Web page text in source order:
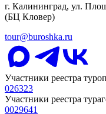
г. Калининград, ул.
(БЦ Кловер)
tour@buroshka.ru
Участники реестра
026323
Участники реестра
0029641